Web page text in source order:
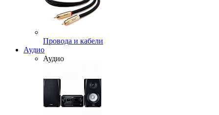
Провода и кабели
Аудио
Аудио